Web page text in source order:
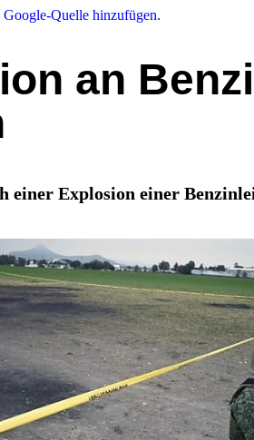
Quelle hinzufügen.
an
einer Explosion einer